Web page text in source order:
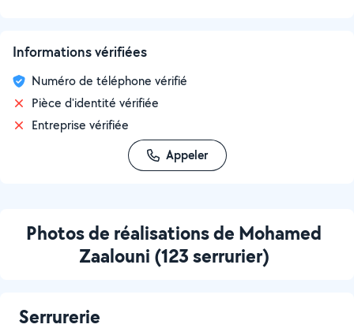
Informations vérifiées
Numéro de téléphone vérifié
Pièce d'identité vérifiée
Entreprise vérifiée
Appeler
Photos de réalisations de Mohamed
Zaalouni (123 serrurier)
Serrurerie